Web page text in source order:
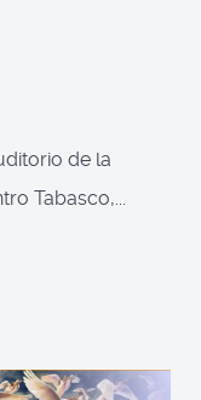
de la
Tabasco,...